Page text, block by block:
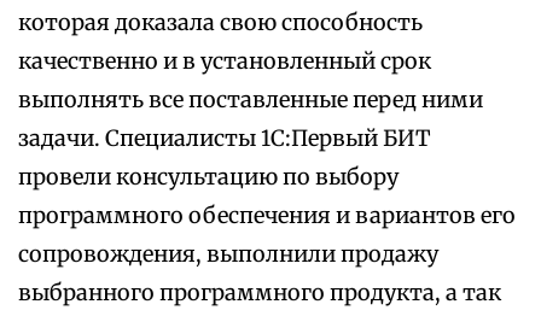
которая доказала свою способность
качественно и в установленный срок
выполнять все поставленные перед ними
задачи. Специалисты 1С:Первый БИТ
провели консультацию по выбору
программного обеспечения и вариантов его
сопровождения, выполнили продажу
выбранного программного продукта, а так